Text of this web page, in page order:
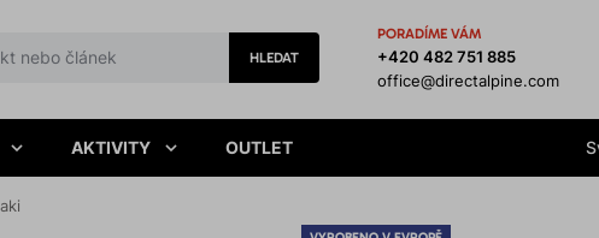
HLEDAT
PORADÍME VÁM
+420 482 751 885
office@directalpine.com
AKTIVITY OUTLET